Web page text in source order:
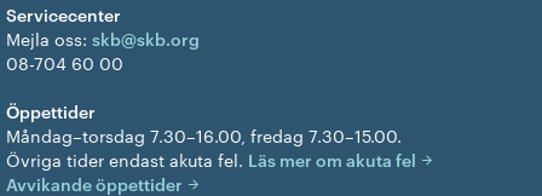
Servicecenter
Mejla oss: skb@skb.org
08-704 60 00
Öppettider
Måndag–torsdag 7.30–16.00, fredag 7.30–15.00.
Övriga tider endast akuta fel. Läs mer om akuta fel
Avvikande öppettider